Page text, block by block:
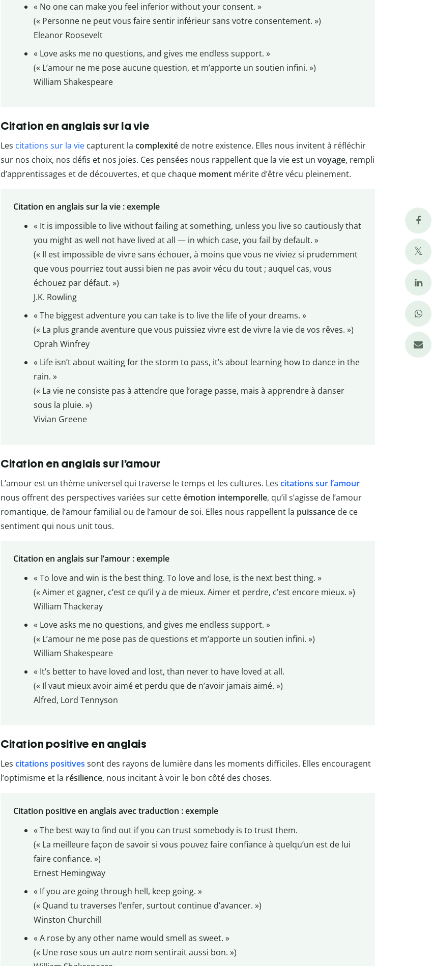
« No one can make you feel inferior without your consent. »
(« Personne ne peut vous faire sentir inférieur sans votre consentement. »)
Eleanor Roosevelt
« Love asks me no questions, and gives me endless support. »
(« L’amour ne me pose aucune question, et m’apporte un soutien infini. »)
William Shakespeare
Citation en anglais sur la vie
Les citations sur la vie capturent la complexité de notre existence. Elles nous invitent à réfléchir
sur nos choix, nos défis et nos joies. Ces pensées nous rappellent que la vie est un voyage, rempli
d’apprentissages et de découvertes, et que chaque moment mérite d’être vécu pleinement.
Citation en anglais sur la vie : exemple
« It is impossible to live without failing at something, unless you live so cautiously that
you might as well not have lived at all — in which case, you fail by default. »
(« Il est impossible de vivre sans échouer, à moins que vous ne viviez si prudemment
que vous pourriez tout aussi bien ne pas avoir vécu du tout ; auquel cas, vous
échouez par défaut. »)
J.K. Rowling
« The biggest adventure you can take is to live the life of your dreams. »
(« La plus grande aventure que vous puissiez vivre est de vivre la vie de vos rêves. »)
Oprah Winfrey
« Life isn’t about waiting for the storm to pass, it’s about learning how to dance in the
rain. »
(« La vie ne consiste pas à attendre que l’orage passe, mais à apprendre à danser
sous la pluie. »)
Vivian Greene
Citation en anglais sur l’amour
L’amour est un thème universel qui traverse le temps et les cultures. Les citations sur l’amour
nous offrent des perspectives variées sur cetteémotion intemporelle, qu’il s’agisse de l’amour
romantique, de l’amour familial ou de l’amour de soi. Elles nous rappellent la puissance de ce
sentiment qui nous unit tous.
Citation en anglais sur l’amour : exemple
« To love and win is the best thing. To love and lose, is the next best thing. »
(« Aimer et gagner, c’est ce qu’il y a de mieux. Aimer et perdre, c’est encore mieux. »)
William Thackeray
« Love asks me no questions, and gives me endless support. »
(« L’amour ne me pose pas de questions et m’apporte un soutien infini. »)
William Shakespeare
« It’s better to have loved and lost, than never to have loved at all.
(« Il vaut mieux avoir aimé et perdu que de n’avoir jamais aimé. »)
Alfred, Lord Tennyson
Citation positive en anglais
Les citations positives sont des rayons de lumière dans les moments difficiles. Elles encouragent
l’optimisme et la résilience, nous incitant à voir le bon côté des choses.
Citation positive en anglais avec traduction : exemple
« The best way to find out if you can trust somebody is to trust them.
(« La meilleure façon de savoir si vous pouvez faire confiance à quelqu’un est de lui
faire confiance. »)
Ernest Hemingway
« If you are going through hell, keep going. »
(« Quand tu traverses l’enfer, surtout continue d’avancer. »)
Winston Churchill
« A rose by any other name would smell as sweet. »
(« Une rose sous un autre nom sentirait aussi bon. »)